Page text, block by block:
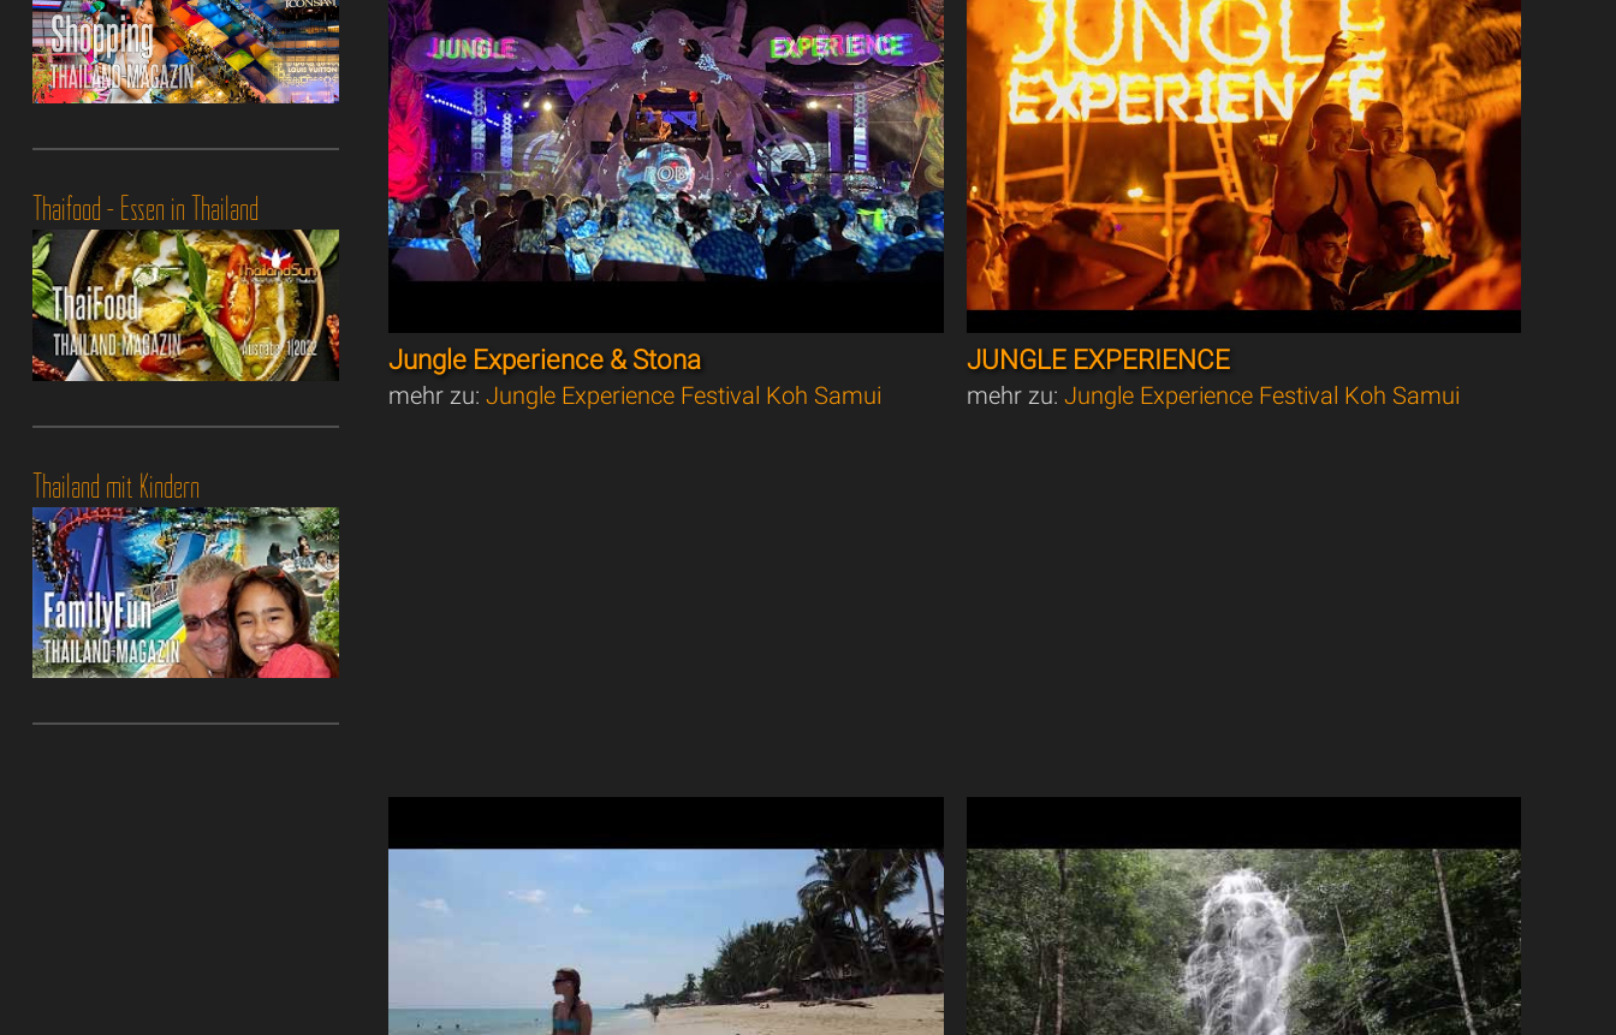
Jungle Experience & Stona
mehr zu:Jungle Experience Festival Koh Samui
JUNGLE EXPERIENCE
mehr zu:Jungle Experience Festival Koh Samui
Thaifood - Essen in Thailand
Thailand mit Kindern